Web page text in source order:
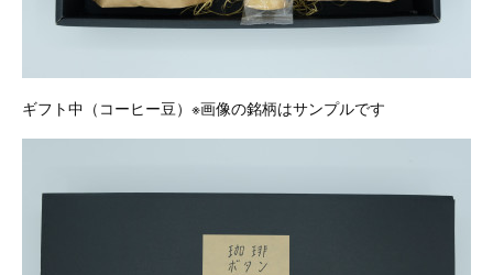
ギフト中（コーヒー豆）※画像の銘柄はサンプルです